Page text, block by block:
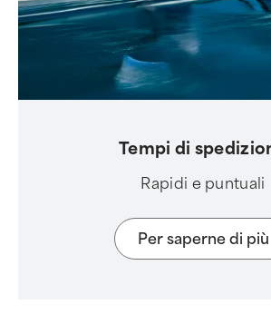
Tempi di
Rapidi e puntuali
Per saperne di più